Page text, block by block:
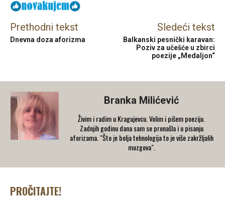
Prethodni tekst
Dnevna doza aforizma
Sledeći tekst
Balkanski pesnički karavan:
Poziv za učešće u zbirci
poezije „Medaljon“
Branka Milićević
Živim i radim u Kragujevcu. Volim i pišem poeziju.
Zadnjih godinu dana sam se pronašla i u pisanju
aforizama. "Što je bolja tehnologija to je više zakržljalih
mozgova".
PROČITAJTE!